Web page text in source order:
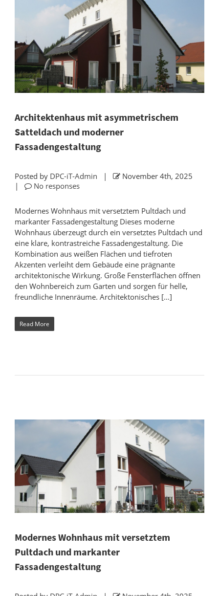
Architektenhaus mit asymmetrischem
Satteldach und moderner
Fassadengestaltung
Posted by DPC-iT-Admin |
November 4th, 2025
|
No responses
Modernes Wohnhaus mit versetztem Pultdach und
markanter Fassadengestaltung Dieses moderne
Wohnhaus überzeugt durch ein versetztes Pultdach und
eine klare, kontrastreiche Fassadengestaltung. Die
Kombination aus weißen Flächen und tiefroten
Akzenten verleiht dem Gebäude eine prägnante
architektonische Wirkung. Große Fensterflächen öffnen
den Wohnbereich zum Garten und sorgen für helle,
freundliche Innenräume. Architektonisches […]
Read More
Modernes Wohnhaus mit versetztem
Pultdach und markanter
Fassadengestaltung